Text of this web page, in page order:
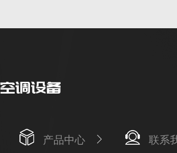
产品中心 联系